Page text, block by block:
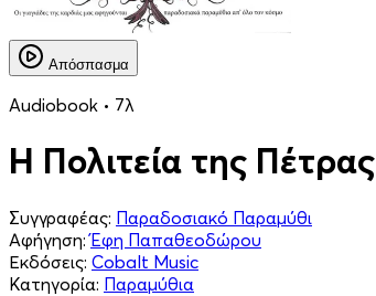
Απόσπασμα
Audiobook • 7λ
Η Πολιτεία της Πέτρας
Συγγραφέας: Παραδοσιακό Παραμύθι
Αφήγηση: Έφη Παπαθεοδώρου
Εκδόσεις: Cobalt Music
Κατηγορία: Παραμύθια